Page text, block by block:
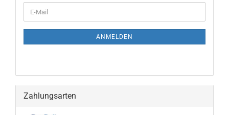
ZUR
E-
Mail
ANMELDEN
Zahlungsarten